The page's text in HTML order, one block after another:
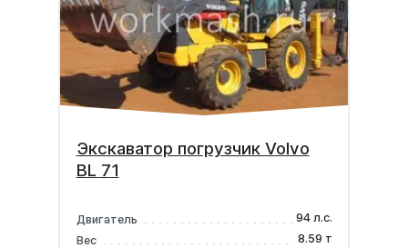
Экскаватор погрузчик Volvo
BL 71
Двигатель
94 л.с.
Вес
8.59 т